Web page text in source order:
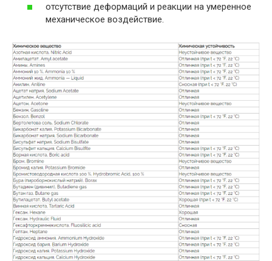
отсутствие деформаций и реакции на умеренное
механическое воздействие.